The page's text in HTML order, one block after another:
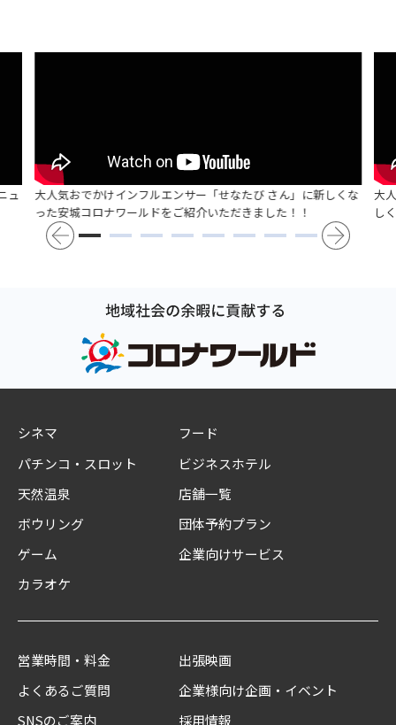
ュ
大人気おでかけインフルエンサー「せなたび さん」に新しくな
った安城コロナワールドをご紹介いただきました！！
大
し
シネマ
パチンコ・スロット
天然温泉
ボウリング
ゲーム
カラオケ
フード
ビジネスホテル
店舗一覧
団体予約プラン
企業向けサービス
営業時間・料金
よくあるご質問
SNSのご案内
出張映画
企業様向け企画・イベント
採用情報